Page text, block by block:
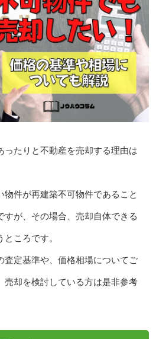
ったりと不動産を売却する理由は
物件が再建築不可物件であること
すが、その場合、売却自体できる
ころです。
査定基準や、価格相場についてご
売却を検討している方は是非参考